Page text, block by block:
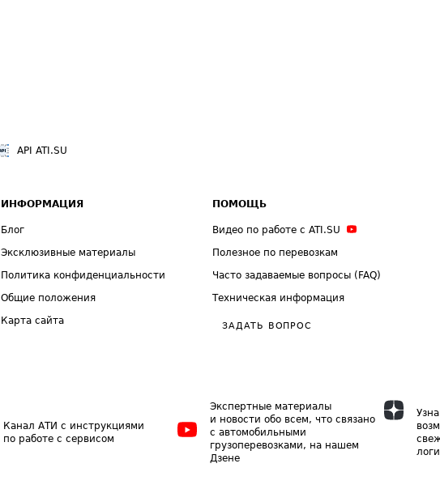
API ATI.SU
ИНФОРМАЦИЯ
Блог
Эксклюзивные материалы
Политика конфиденциальности
Общие положения
Карта сайта
ПОМОЩЬ
Видео по работе с ATI.SU
Полезное по перевозкам
Часто задаваемые вопросы (FAQ)
Техническая информация
ЗАДАТЬ ВОПРОС
Канал АТИ с инструкциями
по работе с сервисом
Экспертные материалы
и новости обо всем, что связано
с автомобильными
грузоперевозками, на нашем
Дзене